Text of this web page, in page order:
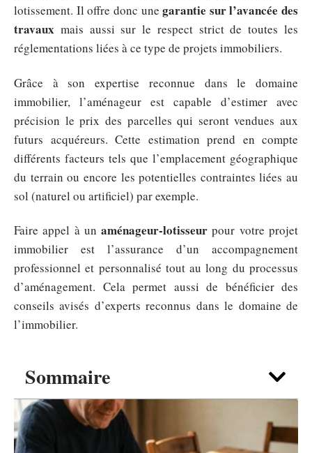
Sommaire
lotissement. Il offre donc unegarantie sur l’avancée des
travaux mais aussi sur le respect strict de toutes les
réglementations liées à ce type de projets immobiliers.
Grâce à son expertise reconnue dans le domaine
immobilier, l’aménageur est capable d’estimer avec
précision le prix des parcelles qui seront vendues aux
futurs acquéreurs. Cette estimation prend en compte
différents facteurs tels que l’emplacement géographique
du terrain ou encore les potentielles contraintes liées au
sol (naturel ou artificiel) par exemple.
Faire appel à unaménageur-lotisseur pour votre projet
immobilier est l’assurance d’un accompagnement
professionnel et personnalisé tout au long du processus
d’aménagement. Cela permet aussi de bénéficier des
conseils avisés d’experts reconnus dans le domaine de
l’immobilier.